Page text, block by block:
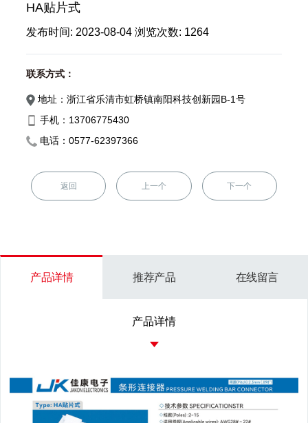
HA贴片式
发布时间: 2023-08-04 浏览次数: 1264
联系方式：
地址：浙江省乐清市虹桥镇南阳科技创新园B-1号
手机：13706775430
电话：0577-62397366
返回 上一个 下一个
产品详情 推荐产品 在线留言
产品详情